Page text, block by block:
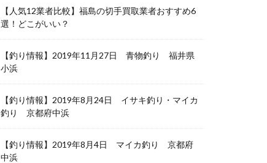
【人気12業者比較】福島の切手買取業者おすすめ6
選！どこがいい？
【釣り情報】2019年11月27日 青物釣り 福井県
小浜
【釣り情報】2019年8月24日 イサキ釣り・マイカ
釣り 京都府中浜
【釣り情報】2019年8月4日 マイカ釣り 京都府
中浜